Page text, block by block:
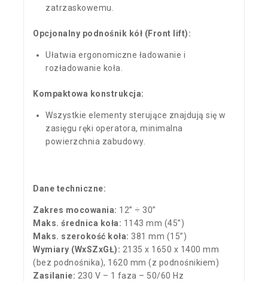
zatrzaskowemu.
Opcjonalny podnośnik kół (Front lift):
Ułatwia ergonomiczne ładowanie i
rozładowanie koła.
Kompaktowa konstrukcja:
Wszystkie elementy sterujące znajdują się w
zasięgu ręki operatora, minimalna
powierzchnia zabudowy.
Dane techniczne:
Zakres mocowania: 12” ÷ 30”
Maks. średnica koła: 1143 mm (45”)
Maks. szerokość koła: 381 mm (15”)
Wymiary (WxSZxGŁ): 2135 x 1650 x 1400 mm
(bez podnośnika), 1620 mm (z podnośnikiem)
Zasilanie: 230 V – 1 faza – 50/60 Hz